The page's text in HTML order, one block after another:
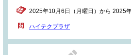
2025年10月6日（月曜日）から 2025
ハイテクプラザ